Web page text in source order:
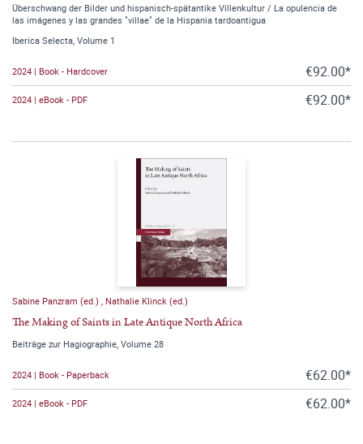
Überschwang der Bilder und hispanisch-spätantike Villenkultur / La opulencia de
las imágenes y las grandes "villae" de la Hispania tardoantigua
Iberica Selecta, Volume 1
2024 | Book - Hardcover €92.00*
2024 | eBook - PDF €92.00*
Sabine Panzram (ed.) Nathalie Klinck (ed.)
The Making of Saints in Late Antique North Africa
Beiträge zur Hagiographie, Volume 28
2024 | Book - Paperback €62.00*
2024 | eBook - PDF €62.00*